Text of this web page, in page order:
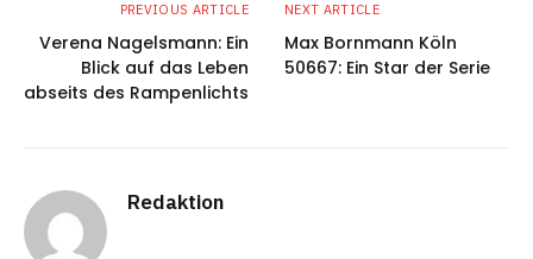
PREVIOUS ARTICLE
Verena Nagelsmann: Ein
Blick auf das Leben
abseits des Rampenlichts
NEXT ARTICLE
Max Bornmann Köln
50667: Ein Star der Serie
Redaktion